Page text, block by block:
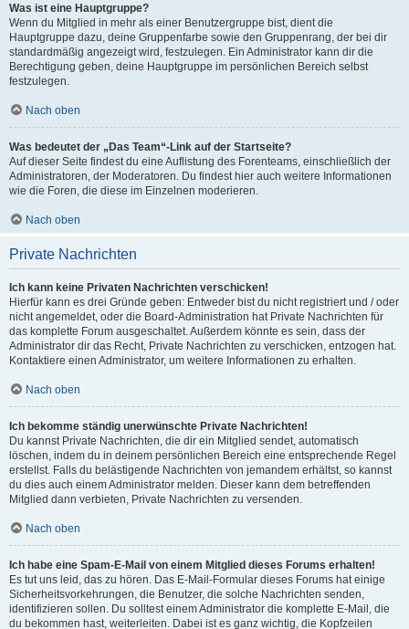
Was ist eine Hauptgruppe?
Wenn du Mitglied in mehr als einer Benutzergruppe bist, dient die
Hauptgruppe dazu, deine Gruppenfarbe sowie den Gruppenrang, der bei dir
standardmäßig angezeigt wird, festzulegen. Ein Administrator kann dir die
Berechtigung geben, deine Hauptgruppe im persönlichen Bereich selbst
festzulegen.
Nach oben
Was bedeutet der „Das Team“-Link auf der Startseite?
Auf dieser Seite findest du eine Auflistung des Forenteams, einschließlich der
Administratoren, der Moderatoren. Du findest hier auch weitere Informationen
wie die Foren, die diese im Einzelnen moderieren.
Nach oben
Private Nachrichten
Ich kann keine Privaten Nachrichten verschicken!
Hierfür kann es drei Gründe geben: Entweder bist du nicht registriert und / oder
nicht angemeldet, oder die Board-Administration hat Private Nachrichten für
das komplette Forum ausgeschaltet. Außerdem könnte es sein, dass der
Administrator dir das Recht, Private Nachrichten zu verschicken, entzogen hat.
Kontaktiere einen Administrator, um weitere Informationen zu erhalten.
Nach oben
Ich bekomme ständig unerwünschte Private Nachrichten!
Du kannst Private Nachrichten, die dir ein Mitglied sendet, automatisch
löschen, indem du in deinem persönlichen Bereich eine entsprechende Regel
erstellst. Falls du belästigende Nachrichten von jemandem erhältst, so kannst
du dies auch einem Administrator melden. Dieser kann dem betreffenden
Mitglied dann verbieten, Private Nachrichten zu versenden.
Nach oben
Ich habe eine Spam-E-Mail von einem Mitglied dieses Forums erhalten!
Es tut uns leid, das zu hören. Das E-Mail-Formular dieses Forums hat einige
Sicherheitsvorkehrungen, die Benutzer, die solche Nachrichten senden,
identifizieren sollen. Du solltest einem Administrator die komplette E-Mail, die
du bekommen hast, weiterleiten. Dabei ist es ganz wichtig, die Kopfzeilen